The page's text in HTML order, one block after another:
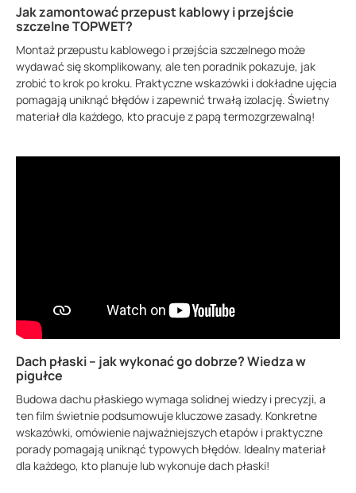
Jak zamontować przepust kablowy i przejście
szczelne TOPWET?
Montaż przepustu kablowego i przejścia szczelnego może
wydawać się skomplikowany, ale ten poradnik pokazuje, jak
zrobić to krok po kroku. Praktyczne wskazówki i dokładne ujęcia
pomagają uniknąć błędów i zapewnić trwałą izolację. Świetny
materiał dla każdego, kto pracuje z papą termozgrzewalną!
Dach płaski – jak wykonać go dobrze? Wiedza w
pigułce
Budowa dachu płaskiego wymaga solidnej wiedzy i precyzji, a
ten film świetnie podsumowuje kluczowe zasady. Konkretne
wskazówki, omówienie najważniejszych etapów i praktyczne
porady pomagają uniknąć typowych błędów. Idealny materiał
dla każdego, kto planuje lub wykonuje dach płaski!